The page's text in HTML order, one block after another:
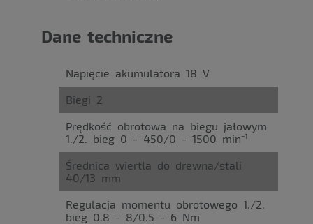
Dane techniczne
Napięcie akumulatora 18 V
Biegi 2
Prędkość obrotowa na biegu jałowym
1./2. bieg 0 - 450/0 - 1500 min⁻¹
Średnica wiertła do drewna/stali
40/13 mm
Regulacja momentu obrotowego 1./2.
bieg 0.8 - 8/0.5 - 6 Nm